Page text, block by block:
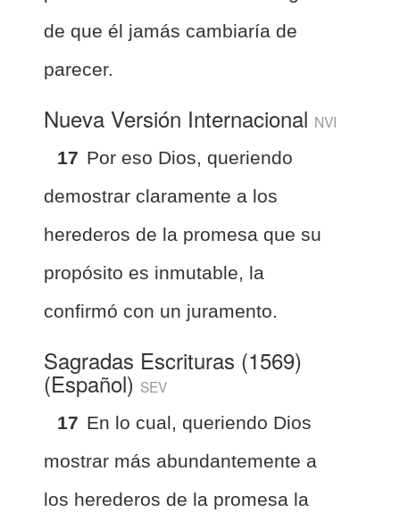
de que él jamás cambiaría de
parecer.
Nueva Versión Internacional NVI
17 Por eso Dios, queriendo
demostrar claramente a los
herederos de la promesa que su
propósito es inmutable, la
confirmó con un juramento.
Sagradas Escrituras (1569)
(Español) SEV
17 En lo cual, queriendo Dios
mostrar más abundantemente a
los herederos de la promesa la